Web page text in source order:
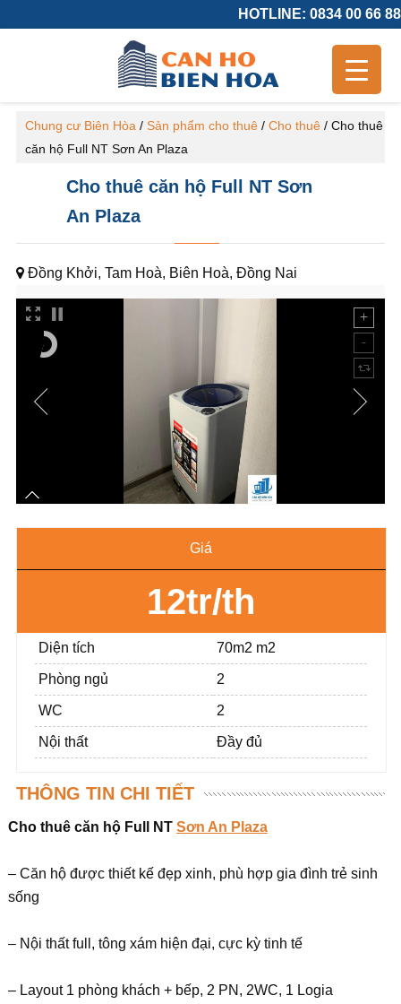
HOTLINE: 0834 00 66 88
Chung cư Biên Hòa / Sản phẩm cho thuê/ Cho thuê/ Cho thuê
căn hộ Full NT Sơn An Plaza
Cho thuê căn hộ Full NT Sơn
An Plaza
Đồng Khởi, Tam Hoà, Biên Hoà, Đồng Nai
Giá
12tr/th
Diện tích 70m2 m2
Phòng ngủ 2
WC 2
Nội thất Đầy đủ
THÔNG TIN CHI TIẾT
Cho thuê căn hộ Full NT Sơn An Plaza
– Căn hộ được thiết kế đẹp xinh, phù hợp gia đình trẻ sinh
sống
– Nội thất full, tông xám hiện đại, cực kỳ tinh tế
– Layout 1 phòng khách + bếp, 2 PN, 2WC, 1 Logia